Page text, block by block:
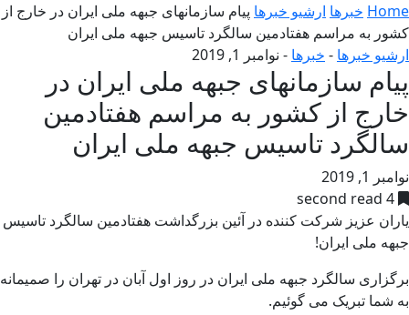
Home خبرها ارشیو خبرها پیام سازمانهای جبهه ملی ایران در خارج از
کشور به مراسم هفتادمین سالگرد تاسیس جبهه ملی ایران
ارشیو خبرها - خبرها - نوامبر 1, 2019
پیام سازمانهای جبهه ملی ایران در
خارج از کشور به مراسم هفتادمین
سالگرد تاسیس جبهه ملی ایران
نوامبر 1, 2019
4 second read
یاران عزیز شرکت کننده در آئین بزرگداشت هفتادمین سالگرد تاسیس
جبهه ملی ایران!
برگزاری سالگرد جبهه ملی ایران در روز اول آبان در تهران را صمیمانه
به شما تبریک می گوئیم.